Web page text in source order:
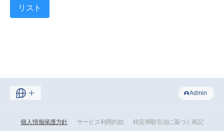
リスト
Admin
個人情報保護方針 サービス利用約款
特定商取引法に基づく表記